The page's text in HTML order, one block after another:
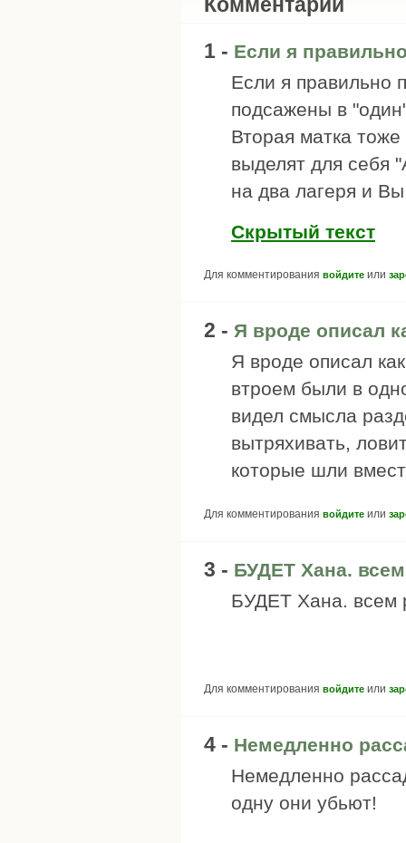
Комментарии
1 - Если я
Если я правильно
подсажены в
Вторая матка тоже
выделят для себя
на два лагеря и
Скрытый текст
Для комментирования войдите или
2 - Я вроде описал
Я вроде описал
втроем были в
видел смысла
вытряхивать,
которые шли
Для комментирования войдите или
3 - БУДЕТ Хана.
БУДЕТ Хана. всем
Для комментирования войдите или
4 - Немедленно
Немедленно
одну они убьют!